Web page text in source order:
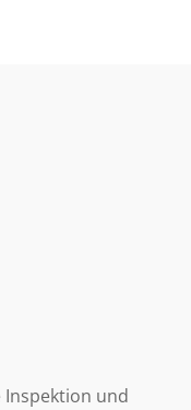
Inspektion und